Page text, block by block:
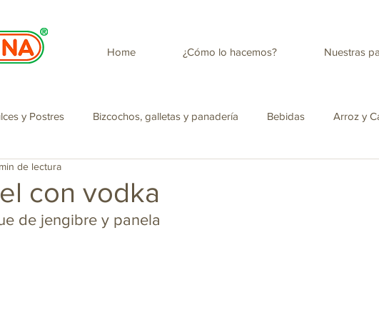
Home ¿Cómo lo hacemos? Nuestras
y Postres Bizcochos, galletas y panadería Bebidas Arroz y
Cosmetica
Panela con leche descremada
con vodka
de lectura
de jengibre y panela